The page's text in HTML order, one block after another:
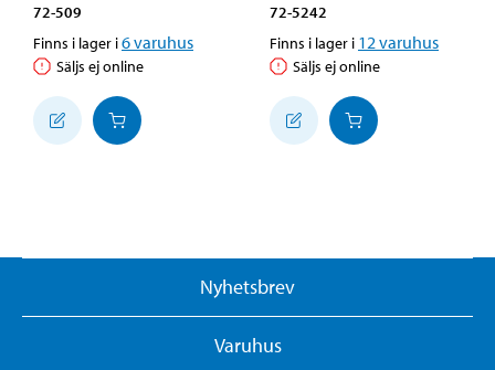
72-509
Finns i lager i6varuhus
Säljs ej online
72-5242
Finns i lager i 12 varuhus
Säljs ej online
Nyhetsbrev
Varuhus